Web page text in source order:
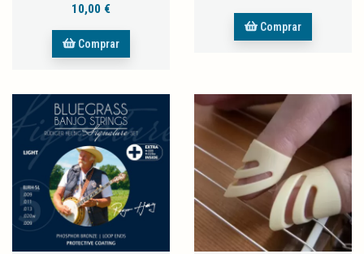
10,00 €
Comprar
Comprar